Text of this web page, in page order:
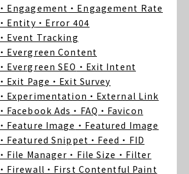
・Engagement ・Engagement Rate
・Entity ・Error 404
・Event Tracking
・Evergreen Content
・Evergreen SEO ・Exit Intent
・Exit Page ・Exit Survey
・Experimentation ・External Link
・Facebook Ads ・FAQ ・Favicon
・Feature Image ・Featured Image
・Featured Snippet ・Feed ・FID
・File Manager ・File Size ・Filter
・Firewall ・First Contentful Paint